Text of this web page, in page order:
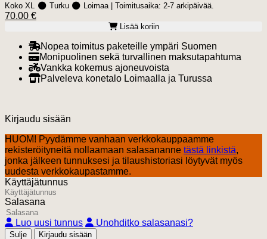
Koko XL Turku Loimaa | Toimitusaika: 2-7 arkipäivää.
70.00 €
Lisää koriin
Nopea toimitus paketeille ympäri Suomen
Monipuolinen sekä turvallinen maksutapahtuma
Vankka kokemus ajoneuvoista
Palveleva konetalo Loimaalla ja Turussa
Kirjaudu sisään
HUOM! Pyydämme vanhaan verkkokauppaamme
rekisteröityneitä nollaamaan salasananne tästä linkistä,
jonka jälkeen tunnuksesi ja tilaushistoriasi löytyvät myös
uudesta verkkokaupastamme.
Käyttäjätunnus
Salasana
Luo uusi tunnus Unohditko salasanasi?
Sulje